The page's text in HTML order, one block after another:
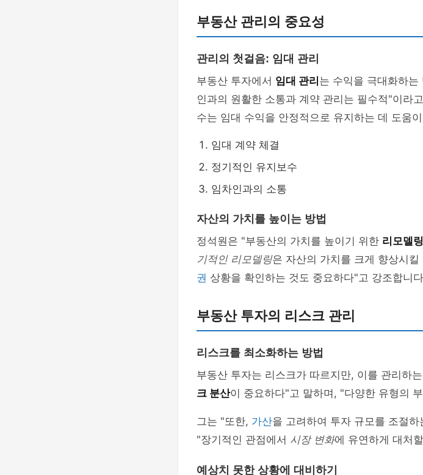
부동산 관리의 중요성
관리의 첫걸음: 임대 관리
부동산 투자에서 임대 관리 는 수익을 극대화하
인과의 원활한 소통과 계약 관리는 필수적"이라
수는 임대 수익을 안정적으로 유지하는 데 도움
임대 계약 체결
정기적인 유지보수
임차인과의 소통
자산의 가치를 높이는 방법
정석원은 "부동산의 가치를 높이기 위한 리모델
기적인 리모델링은 자산의 가치를 크게 향상시
권 상황을 확인하는 것도 중요하다"고 강조합니
부동산 투자의 리스크 관리
리스크를 최소화하는 방법
부동산 투자는 리스크가 따르지만, 이를 관리하
크 분산이 중요하다"고 말하며, "다양한 유형의
그는 "또한, 가산을 고려하여 투자 규모를 조절
"장기적인 관점에서 시장 변화에 유연하게 대처
예상치 못한 상황에 대비하기